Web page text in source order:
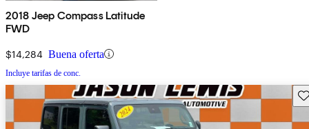
2018 Jeep Compass Latitude
FWD
$14,284 Buena oferta
Incluye tarifas de conc.